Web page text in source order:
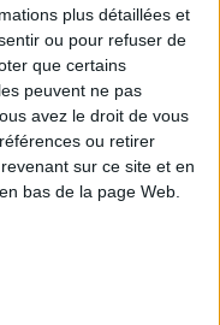
plus détaillées et
ou pour refuser de
que certains
peuvent ne pas
avez le droit de vous
ou retirer
sur ce site et en
bas de la page Web.
teneur
(sole, raie,
conserve,
(blanc de poulet,